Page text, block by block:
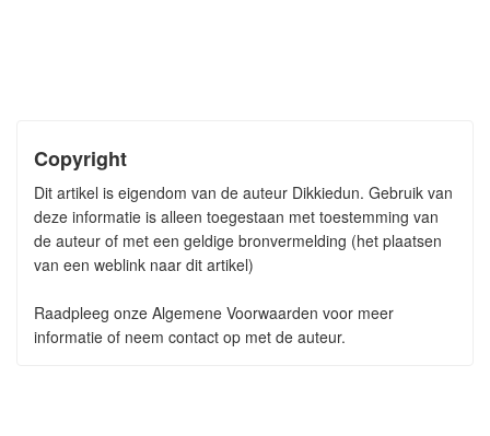
Copyright
Dit artikel is eigendom van de auteur Dikkiedun. Gebruik van
deze informatie is alleen toegestaan met toestemming van
de auteur of met een geldige bronvermelding (het plaatsen
van een weblink naar dit artikel)
Raadpleeg onze Algemene Voorwaarden voor meer
informatie of neem contact op met de auteur.